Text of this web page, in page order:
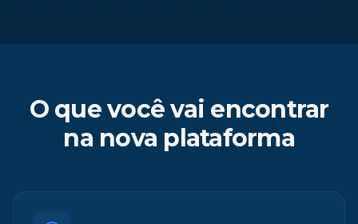
O que você vai encontrar
na nova plataforma